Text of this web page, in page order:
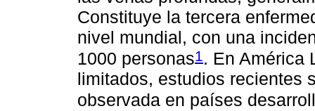
Constituye la tercera
nivel mundial, con una
1000 personas1. En América
limitados, estudios recientes
observada en países